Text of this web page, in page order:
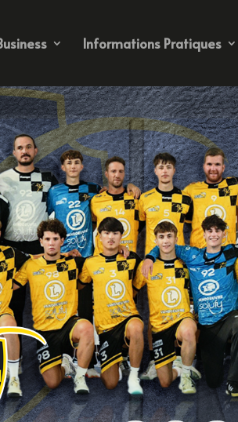
Informations Pratiques